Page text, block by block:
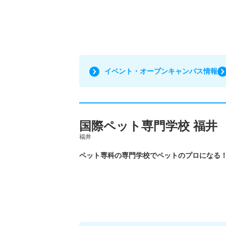
イベント・オープンキャンパス情報
国際ペット専門学校 福井
福井
ペット専科の専門学校でペットのプロになる！